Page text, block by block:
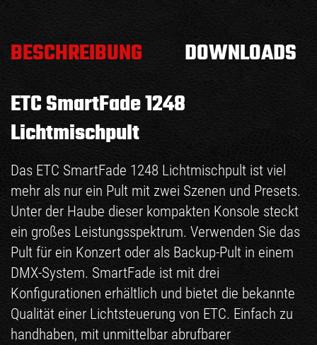
BESCHREIBUNG
DOWNLOADS
ETC SmartFade 1248
Lichtmischpult
Das ETC SmartFade 1248 Lichtmischpult ist viel
mehr als nur ein Pult mit zwei Szenen und Presets.
Unter der Haube dieser kompakten Konsole steckt
ein großes Leistungsspektrum. Verwenden Sie das
Pult für ein Konzert oder als Backup-Pult in einem
DMX-System. SmartFade ist mit drei
Konfigurationen erhältlich und bietet die bekannte
Qualität einer Lichtsteuerung von ETC. Einfach zu
handhaben, mit unmittelbar abrufbarer